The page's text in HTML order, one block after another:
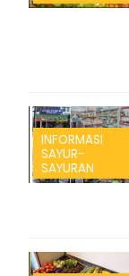
INFORMASI
SAYUR-
SAYURAN